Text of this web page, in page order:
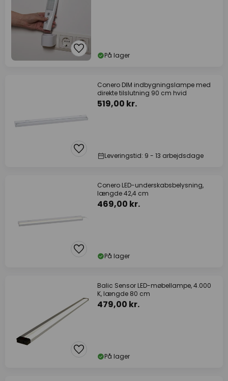
På lager
Conero DIM indbygningslampe med
direkte tilslutning 90 cm hvid
519,00 kr.
Leveringstid: 9 - 13 arbejdsdage
Conero LED-underskabsbelysning,
længde 42,4 cm
469,00 kr.
På lager
Balic Sensor LED-møbellampe, 4.000
K, længde 80 cm
479,00 kr.
På lager